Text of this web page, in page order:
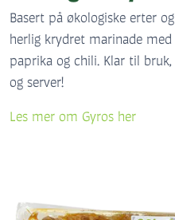
Basert på økologiske erter
herlig krydret marinade
paprika og chili. Klar til
og server!
Les mer om Gyros her